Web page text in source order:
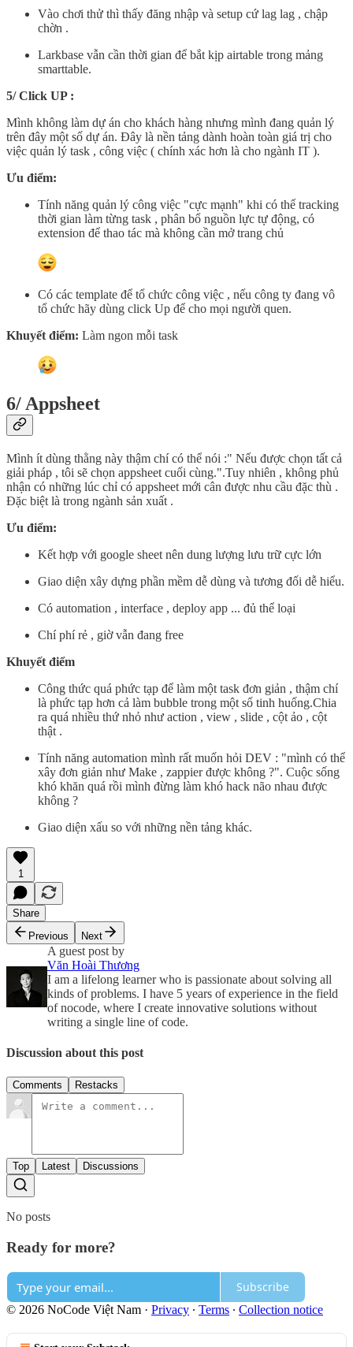
Vào chơi thử thì thấy đăng nhập và setup cứ lag lag , chập
chờn .
Larkbase vẫn cần thời gian để bắt kịp airtable trong mảng
smarttable.
5/ Click UP :
Mình không làm dự án cho khách hàng nhưng mình đang quản lý
trên đây một số dự án. Đây là nền tảng dành hoàn toàn giá trị cho
việc quản lý task , công việc ( chính xác hơn là cho ngành IT ).
Ưu điểm:
Tính năng quản lý công việc "cực mạnh" khi có thể tracking
thời gian làm từng task , phân bổ nguồn lực tự động, có
extension để thao tác mà không cần mở trang chủ
Có các template để tổ chức công việc , nếu công ty đang vô
tổ chức hãy dùng click Up để cho mọi người quen.
Khuyết điểm: Làm ngon mỗi task
6/ Appsheet
Mình ít dùng thằng này thậm chí có thể nói :" Nếu được chọn tất cả
giải pháp , tôi sẽ chọn appsheet cuối cùng.".Tuy nhiên , không phủ
nhận có những lúc chỉ có appsheet mới cân được nhu cầu đặc thù .
Đặc biệt là trong ngành sản xuất .
Ưu điểm:
Kết hợp với google sheet nên dung lượng lưu trữ cực lớn
Giao diện xây dựng phần mềm dễ dùng và tương đối dễ hiểu.
Có automation , interface , deploy app ... đủ thể loại
Chí phí rẻ , giờ vẫn đang free
Khuyết điểm
Công thức quá phức tạp để làm một task đơn giản , thậm chí
là phức tạp hơn cả làm bubble trong một số tinh huống.Chia
ra quá nhiều thứ nhỏ như action , view , slide , cột ảo , cột
thật .
Tính năng automation mình rất muốn hỏi DEV : "mình có thể
xây đơn giản như Make , zappier được không ?". Cuộc sống
khó khăn quá rồi mình đừng làm khó hack não nhau được
không ?
Giao diện xấu so với những nền tảng khác.
1
Share
Previous
Next
A guest post by
Văn Hoài Thương
I am a lifelong learner who is passionate about solving all
kinds of problems. I have 5 years of experience in the field
of nocode, where I create innovative solutions without
writing a single line of code.
Discussion about this post
Comments Restacks
Top Latest Discussions
No posts
Ready for more?
Subscribe
© 2026 NoCode Việt Nam · Privacy ∙ Terms ∙ Collection notice